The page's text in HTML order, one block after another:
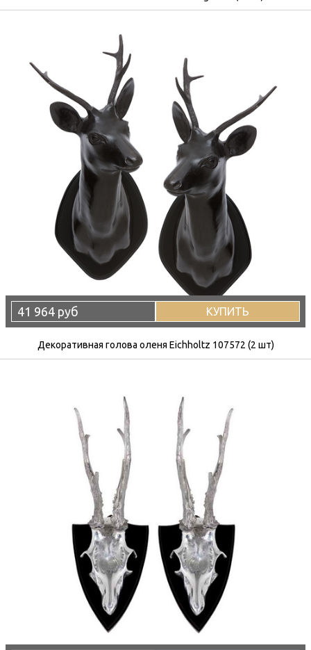
41 964 руб КУПИТЬ
Декоративная голова оленя Eichholtz 107572 (2 шт)